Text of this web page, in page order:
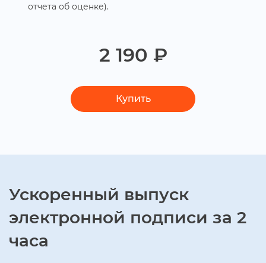
отчета об оценке).
2 190 ₽
Купить
Ускоренный выпуск
электронной подписи за 2
часа